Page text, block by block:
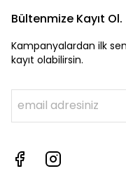
Bültenmize Kayıt Ol.
Kampanyalardan ilk
kayıt olabilirsin.